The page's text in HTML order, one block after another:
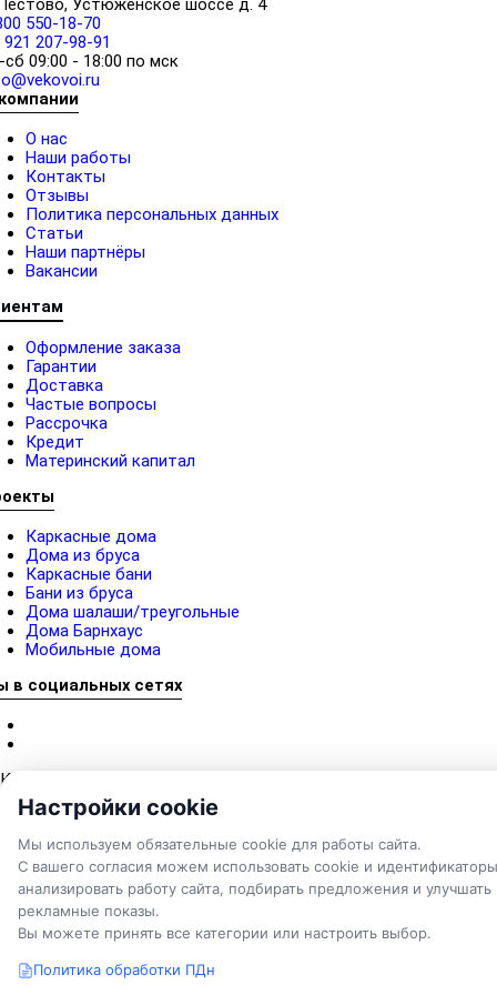
Устюженское шоссе д. 4
550-18-70
921 207-98-91
сб 09:00 - 18:00 по мск
О нас
Наши работы
Контакты
Отзывы
Политика персональных данных
Статьи
Наши партнёры
Вакансии
Оформление заказа
Гарантии
Доставка
Частые вопросы
Рассрочка
Кредит
Материнский капитал
Каркасные дома
Дома из бруса
Каркасные бани
Бани из бруса
Дома шалаши/треугольные
Дома Барнхаус
Мобильные дома
в социальных сетях
Настройки cookie
Мы используем обязательные cookie для работы сайта.
С вашего согласия можем использовать cookie и
анализировать работу сайта, подбирать предложения и улучшать
рекламные показы.
Вы можете принять все категории или настроить выбор.
Политика обработки ПДн
Категории
Барнхаусы
Дома афрейм
Бани
Каркасные дома
Дома из бруса
Мобильные дома
Наши работы
Услуги
Камеры онлайн